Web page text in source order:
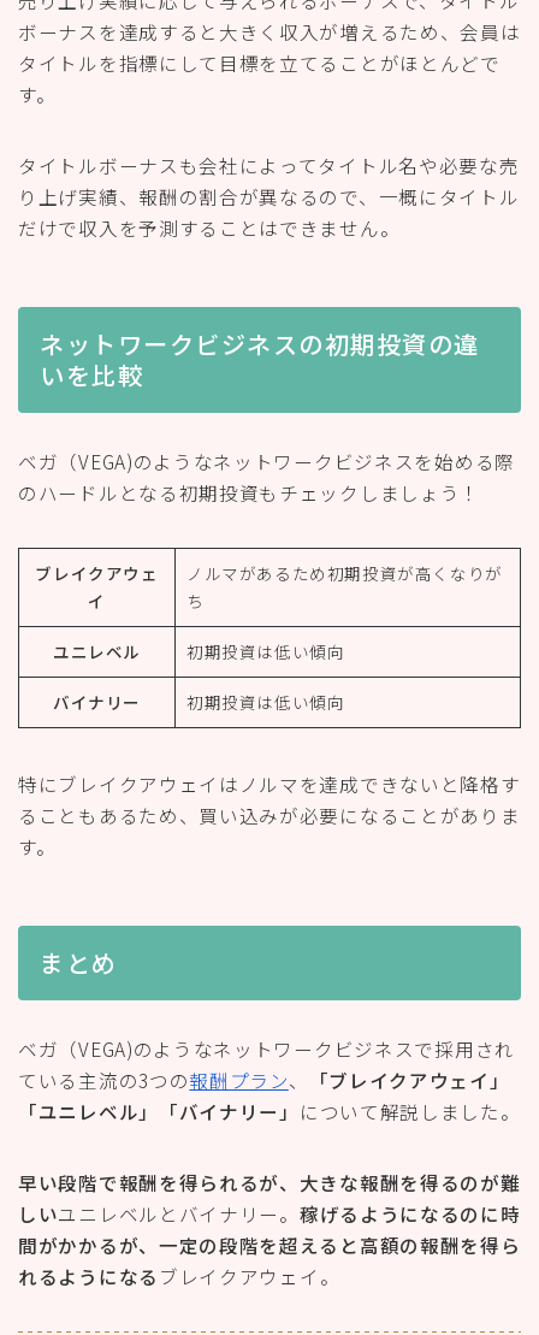
ボーナスを達成すると大きく収入が増えるため、会員は
タイトルを指標にして目標を立てることがほとんどで
す。
タイトルボーナスも会社によってタイトル名や必要な売
り上げ実績、報酬の割合が異なるので、一概にタイトル
だけで収入を予測することはできません。
ネットワークビジネスの初期投資の違
いを比較
ベガ（VEGA)のようなネットワークビジネスを始める際
のハードルとなる初期投資もチェックしましょう！
ブレイクアウェ
イ
ノルマがあるため初期投資が高くなりが
ち
ユニレベル 初期投資は低い傾向
バイナリー 初期投資は低い傾向
特にブレイクアウェイはノルマを達成できないと降格す
ることもあるため、買い込みが必要になることがありま
す。
まとめ
ベガ（VEGA)のようなネットワークビジネスで採用され
ている主流の3つの報酬プラン、
「ブレイクアウェイ」
「ユニレベル」「バイナリー」 について解説しました。
早い段階で報酬を得られるが、大きな報酬を得るのが難
しいユニレベルとバイナリー。 稼げるようになるのに時
間がかかるが、一定の段階を超えると高額の報酬を得ら
れるようになる ブレイクアウェイ。